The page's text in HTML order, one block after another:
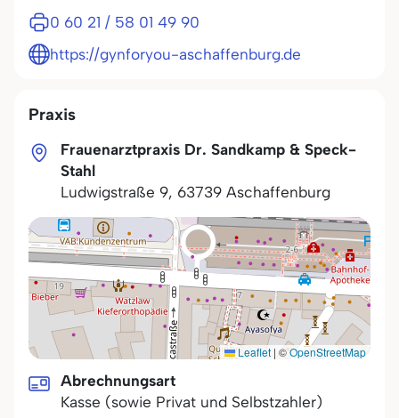
Praxis
Frauenarztpraxis Dr. Sandkamp & Speck-
Stahl
Ludwigstraße 9, 63739 Aschaffenburg
Leaflet | ©OpenStreetMap
Abrechnungsart
Kasse (sowie Privat und Selbstzahler)
0 60 21 / 58 01 49 90
https://gynforyou-aschaffenburg.de